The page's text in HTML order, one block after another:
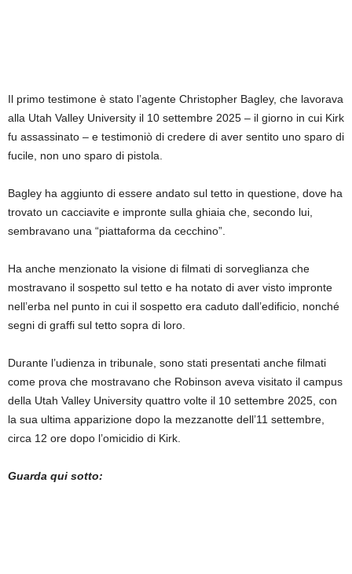
Il primo testimone è stato l’agente Christopher Bagley, che lavorava
alla Utah Valley University il 10 settembre 2025 – il giorno in cui Kirk
fu assassinato – e testimoniò di credere di aver sentito uno sparo di
fucile, non uno sparo di pistola.
Bagley ha aggiunto di essere andato sul tetto in questione, dove ha
trovato un cacciavite e impronte sulla ghiaia che, secondo lui,
sembravano una “piattaforma da cecchino”.
Ha anche menzionato la visione di filmati di sorveglianza che
mostravano il sospetto sul tetto e ha notato di aver visto impronte
nell’erba nel punto in cui il sospetto era caduto dall’edificio, nonché
segni di graffi sul tetto sopra di loro.
Durante l’udienza in tribunale, sono stati presentati anche filmati
come prova che mostravano che Robinson aveva visitato il campus
della Utah Valley University quattro volte il 10 settembre 2025, con
la sua ultima apparizione dopo la mezzanotte dell’11 settembre,
circa 12 ore dopo l’omicidio di Kirk.
Guarda qui sotto: